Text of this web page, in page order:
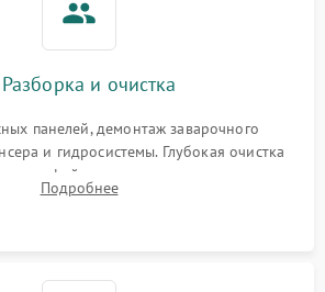
и очистка
панелей, демонтаж заварочного
и гидросистемы. Глубокая очистка
от кофейных масел, жмыха и накипи.
каналов и фильтров с использованием
Подробнее